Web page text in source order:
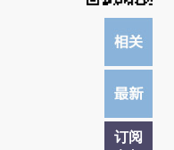
订阅